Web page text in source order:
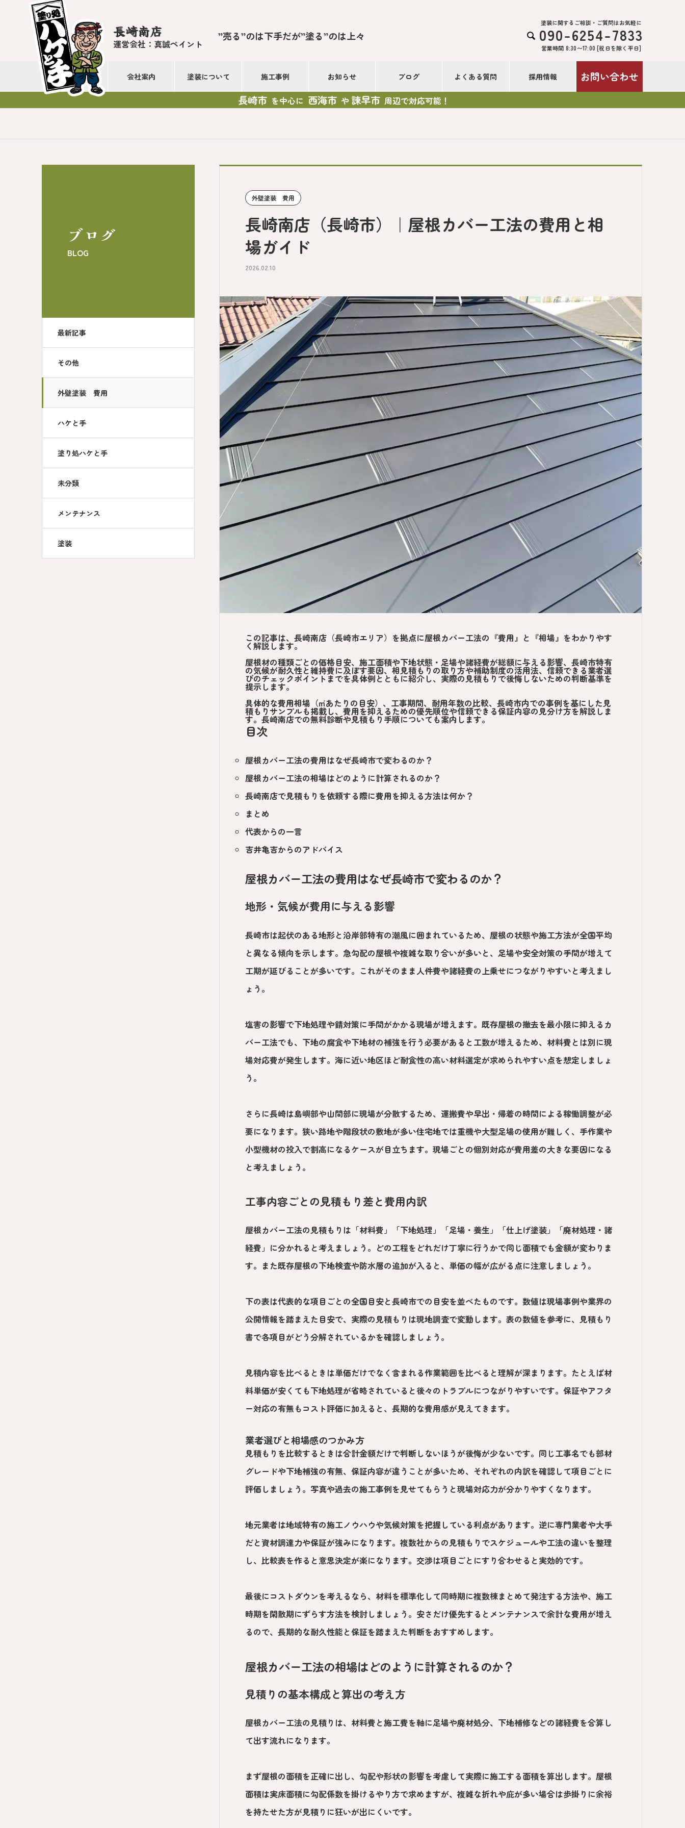
長崎南店
運営会社：真誠ペイント
”売る”のは下手だが”塗る”のは上々 
塗装に関するご相談・ご質問はお気軽に
090-6254-7833
営業時間 8:30〜17:00 [祝日を除く平日]
会社案内 塗装について 施工事例 お知らせ ブログ よくある質問 採用情報 お問い合わせ
長崎市 を中心に 西海市 や 諫早市 周辺で対応可能！
ブログ
BLOG
最新記事
その他
外壁塗装 費用
ハケと手
塗り処ハケと手
未分類
メンテナンス
塗装
外壁塗装 費用
長崎南店（長崎市）｜屋根カバー工法の費用と相
場ガイド
2026.02.10
この記事は、長崎南店（長崎市エリア）を拠点に屋根カバー工法の『費用』と『相場』をわかりやす
く解説します。
屋根材の種類ごとの価格目安、施工面積や下地状態・足場や諸経費が総額に与える影響、長崎市特有
の気候が耐久性と維持費に及ぼす要因、相見積もりの取り方や補助制度の活用法、信頼できる業者選
びのチェックポイントまでを具体例とともに紹介し、実際の見積もりで後悔しないための判断基準を
提示します。
具体的な費用相場（㎡あたりの目安）、工事期間、耐用年数の比較、長崎市内での事例を基にした見
積もりサンプルも掲載し、費用を抑えるための優先順位や信頼できる保証内容の見分け方を解説しま
す。長崎南店での無料診断や見積もり手順についても案内します。
目次
屋根カバー工法の費用はなぜ長崎市で変わるのか？
屋根カバー工法の相場はどのように計算されるのか？
長崎南店で見積もりを依頼する際に費用を抑える方法は何か？
まとめ
代表からの一言
吉井亀吉からのアドバイス
屋根カバー工法の費用はなぜ長崎市で変わるのか？
地形・気候が費用に与える影響
長崎市は起伏のある地形と沿岸部特有の潮風に囲まれているため、屋根の状態や施工方法が全国平均
と異なる傾向を示します。急勾配の屋根や複雑な取り合いが多いと、足場や安全対策の手間が増えて
工期が延びることが多いです。これがそのまま人件費や諸経費の上乗せにつながりやすいと考えまし
ょう。
塩害の影響で下地処理や錆対策に手間がかかる現場が増えます。既存屋根の撤去を最小限に抑えるカ
バー工法でも、下地の腐食や下地材の補強を行う必要があると工数が増えるため、材料費とは別に現
場対応費が発生します。海に近い地区ほど耐食性の高い材料選定が求められやすい点を想定しましょ
う。
さらに長崎は島嶼部や山間部に現場が分散するため、運搬費や早出・帰着の時間による稼働調整が必
要になります。狭い路地や階段状の敷地が多い住宅地では重機や大型足場の使用が難しく、手作業や
小型機材の投入で割高になるケースが目立ちます。現場ごとの個別対応が費用差の大きな要因になる
と考えましょう。
工事内容ごとの見積もり差と費用内訳
屋根カバー工法の見積もりは「材料費」「下地処理」「足場・養生」「仕上げ塗装」「廃材処理・諸
経費」に分かれると考えましょう。どの工程をどれだけ丁寧に行うかで同じ面積でも金額が変わりま
す。また既存屋根の下地検査や防水層の追加が入ると、単価の幅が広がる点に注意しましょう。
下の表は代表的な項目ごとの全国目安と長崎市での目安を並べたものです。数値は現場事例や業界の
公開情報を踏まえた目安で、実際の見積もりは現地調査で変動します。表の数値を参考に、見積もり
書で各項目がどう分解されているかを確認しましょう。
見積内容を比べるときは単価だけでなく含まれる作業範囲を比べると理解が深まります。たとえば材
料単価が安くても下地処理が省略されていると後々のトラブルにつながりやすいです。保証やアフタ
ー対応の有無もコスト評価に加えると、長期的な費用感が見えてきます。
業者選びと相場感のつかみ方
見積もりを比較するときは合計金額だけで判断しないほうが後悔が少ないです。同じ工事名でも部材
グレードや下地補強の有無、保証内容が違うことが多いため、それぞれの内訳を確認して項目ごとに
評価しましょう。写真や過去の施工事例を見せてもらうと現場対応力が分かりやすくなります。
地元業者は地域特有の施工ノウハウや気候対策を把握している利点があります。逆に専門業者や大手
だと資材調達力や保証が強みになります。複数社からの見積もりでスケジュールや工法の違いを整理
し、比較表を作ると意思決定が楽になります。交渉は項目ごとにすり合わせると実効的です。
最後にコストダウンを考えるなら、材料を標準化して同時期に複数棟まとめて発注する方法や、施工
時期を閑散期にずらす方法を検討しましょう。安さだけ優先するとメンテナンスで余計な費用が増え
るので、長期的な耐久性能と保証を踏まえた判断をおすすめします。
屋根カバー工法の相場はどのように計算されるのか？
見積りの基本構成と算出の考え方
屋根カバー工法の見積りは、材料費と施工費を軸に足場や廃材処分、下地補修などの諸経費を合算し
て出す流れになります。
まず屋根の面積を正確に出し、勾配や形状の影響を考慮して実際に施工する面積を算出します。屋根
面積は実床面積に勾配係数を掛けるやり方で求めますが、複雑な折れや庇が多い場合は歩掛りに余裕
を持たせた方が見積りに狂いが出にくいです。